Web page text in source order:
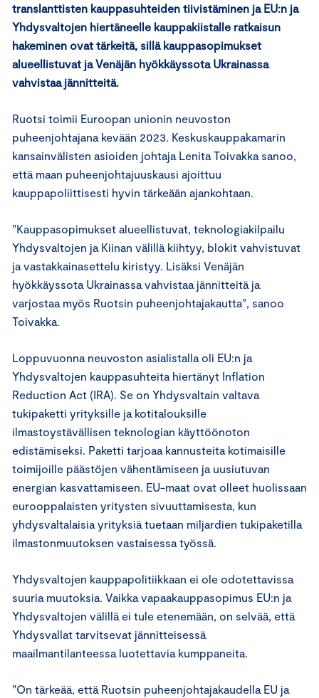
translanttisten kauppasuhteiden tiivistäminen ja EU:n ja
Yhdysvaltojen hiertäneelle kauppakiistalle ratkaisun
hakeminen ovat tärkeitä, sillä kauppasopimukset
alueellistuvat ja Venäjän hyökkäyssota Ukrainassa
vahvistaa jännitteitä.
Ruotsi toimii Euroopan unionin neuvoston
puheenjohtajana kevään 2023. Keskuskauppakamarin
kansainvälisten asioiden johtaja Lenita Toivakka sanoo,
että maan puheenjohtajuuskausi ajoittuu
kauppapoliittisesti hyvin tärkeään ajankohtaan.
”Kauppasopimukset alueellistuvat, teknologiakilpailu
Yhdysvaltojen ja Kiinan välillä kiihtyy, blokit vahvistuvat
ja vastakkainasettelu kiristyy. Lisäksi Venäjän
hyökkäyssota Ukrainassa vahvistaa jännitteitä ja
varjostaa myös Ruotsin puheenjohtajakautta”, sanoo
Toivakka.
Loppuvuonna neuvoston asialistalla oli EU:n ja
Yhdysvaltojen kauppasuhteita hiertänyt Inflation
Reduction Act (IRA). Se on Yhdysvaltain valtava
tukipaketti yrityksille ja kotitalouksille
ilmastoystävällisen teknologian käyttöönoton
edistämiseksi. Paketti tarjoaa kannusteita kotimaisille
toimijoille päästöjen vähentämiseen ja uusiutuvan
energian kasvattamiseen. EU-maat ovat olleet huolissaan
eurooppalaisten yritysten sivuuttamisesta, kun
yhdysvaltalaisia yrityksiä tuetaan miljardien tukipaketilla
ilmastonmuutoksen vastaisessa työssä.
Yhdysvaltojen kauppapolitiikkaan ei ole odotettavissa
suuria muutoksia. Vaikka vapaakauppasopimus EU:n ja
Yhdysvaltojen välillä ei tule etenemään, on selvää, että
Yhdysvallat tarvitsevat jännitteisessä
maailmantilanteessa luotettavia kumppaneita.
”On tärkeää, että Ruotsin puheenjohtajakaudella EU ja